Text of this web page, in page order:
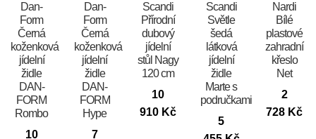
​​​​​Dan-
Form
Černá
koženková
jídelní
židle
DAN-
FORM
Rombo
10
​​​​​Dan-
Form
Černá
koženková
jídelní
židle
DAN-
FORM
Hype
7
Scandi
Přírodní
dubový
jídelní
stůl Nagy
120 cm
10
910 Kč
Scandi
Světle
šedá
látková
jídelní
židle
Marte s
područkami
5
Nardi
Bílé
plastové
zahradní
křeslo
Net
2
728 Kč